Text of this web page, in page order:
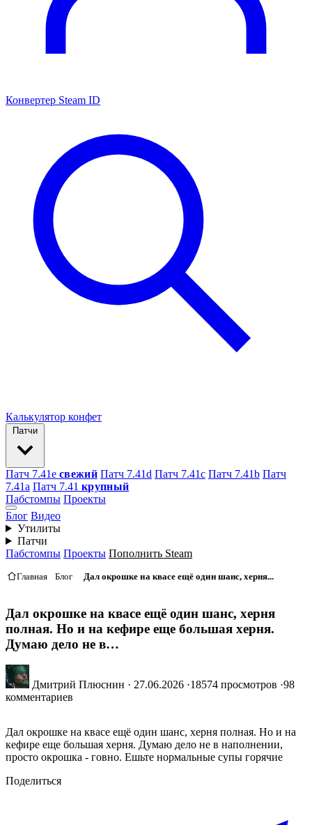
Конвертер Steam ID
Калькулятор конфет
Патчи
Патч 7.41e свежий Патч 7.41d Патч 7.41c Патч 7.41b Патч
7.41а Патч 7.41 крупный
Пабстомпы Проекты
Блог Видео
Утилиты
Патчи
Пабстомпы Проекты Пополнить Steam
Главная Блог Дал окрошке на квасе ещё один шанс, херня...
Дал окрошке на квасе ещё один шанс, херня
полная. Но и на кефире еще большая херня.
Думаю дело не в…
Дмитрий Плюснин · 27.06.2026 ·18574 просмотров ·98
комментариев
Дал окрошке на квасе ещё один шанс, херня полная. Но и на
кефире еще большая херня. Думаю дело не в наполнении,
просто окрошка - говно. Ешьте нормальные супы горячие
Поделиться